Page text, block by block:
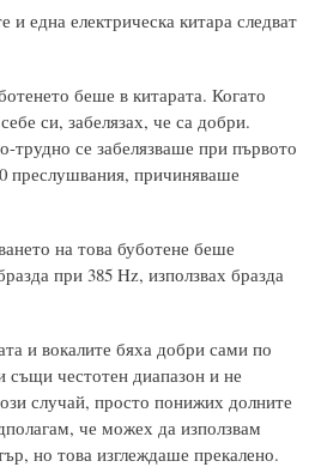
и една електрическа китара следват
беше в китарата. Когато
си, забелязах, че са добри.
трудно се забелязваше при първото
преслушвания, причиняваше
на това буботене беше
при 385 Hz, използвах бразда
и вокалите бяха добри сами по
същи честотен диапазон и не
случай, просто понижих долните
че можех да използвам
но това изглеждаше прекалено.